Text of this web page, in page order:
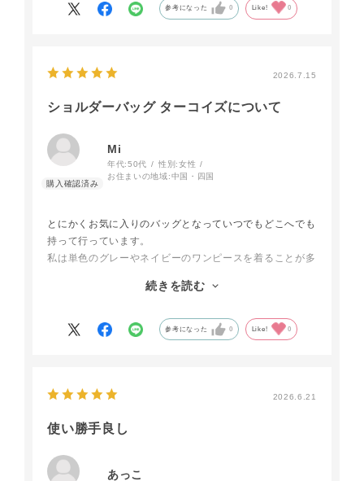
参考になった 0 Like! 0
2026.7.15
ショルダーバッグ ターコイズについて
Mi
年代:50代 性別:女性
お住まいの地域:中国・四国
とにかくお気に入りのバッグとなっていつでもどこへでも
持って行っています。
私は単色のグレーやネイビーのワンピースを着ることが多
予想していた通り本当に色味も綺麗で小ぶりながら華やか
真ん中の仕切りにはカードを差し込める工夫もあってATM
や病院に行く時などもカードや診察券をさっと差し込んで
ります。
洋服の好みがはっきりしているので中々雰囲気を変えるこ
ージが出来たと思います＾＾
続きを読む
参考になった 0 Like! 0
2026.6.21
使い勝手良し
あっこ